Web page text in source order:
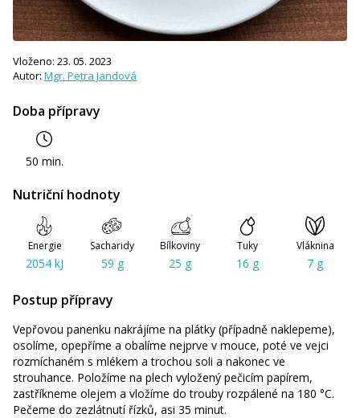
Doba přípravy
50 min.
Vloženo: 23. 05. 2023
Autor: Mgr. Petra Jandová
Nutriční hodnoty
Energie
2054 kJ
Sacharidy
59 g
Bílkoviny
25 g
Tuky
16 g
Vláknina
7 g
Postup přípravy
Vepřovou panenku nakrájíme na plátky (případně naklepeme),
osolíme, opepříme a obalíme nejprve v mouce, poté ve vejci
rozmíchaném s mlékem a trochou soli a nakonec ve
strouhance. Položíme na plech vyložený pečicím papírem,
zastříkneme olejem a vložíme do trouby rozpálené na 180 °C.
Pečeme do zezlátnutí řízků, asi 35 minut.